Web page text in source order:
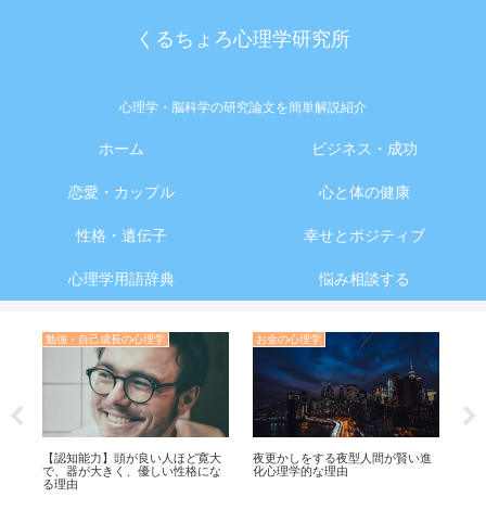
くるちょろ心理学研究所
心理学・脳科学の研究論文を簡単解説紹介
ホーム ビジネス・成功
恋愛・カップル 心と体の健康
性格・遺伝子 幸せとポジティブ
心理学用語辞典 悩み相談する
勉強・自己成長の心理学
【認知能力】頭が良い人ほど寛大
で、器が大きく、優しい性格にな
る理由
お金の心理学
夜更かしをする夜型人間が賢い進
化心理学的な理由